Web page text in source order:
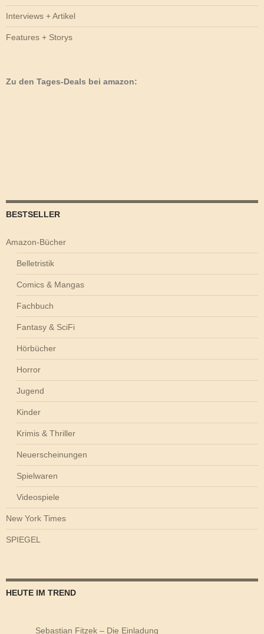
Interviews + Artikel
Features + Storys
Zu den Tages-Deals bei amazon:
BESTSELLER
Amazon-Bücher
Belletristik
Comics & Mangas
Fachbuch
Fantasy & SciFi
Hörbücher
Horror
Jugend
Kinder
Krimis & Thriller
Neuerscheinungen
Spielwaren
Videospiele
New York Times
SPIEGEL
HEUTE IM TREND
Sebastian Fitzek – Die Einladung